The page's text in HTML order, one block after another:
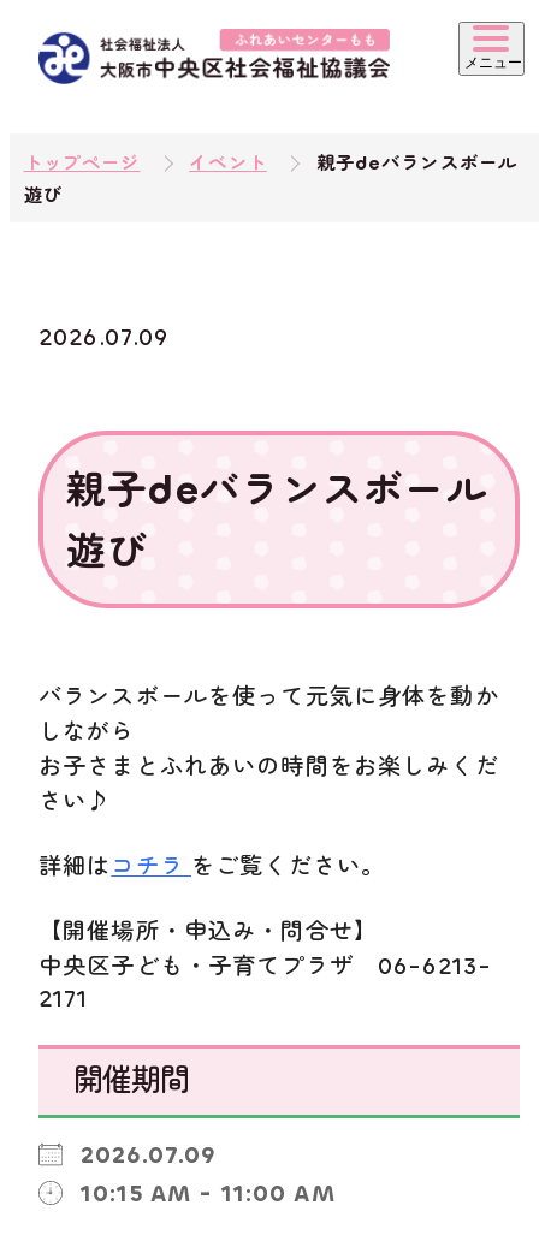
トップページ イベント
親子deバランスボール
遊び
2026.07.09
親子deバランスボール
遊び
バランスボールを使って元気に身体を動か
しながら
お子さまとふれあいの時間をお楽しみくだ
さい♪
詳細は コチラ をご覧ください。
【開催場所・申込み・問合せ】
中央区子ども・子育てプラザ 06-6213-
2171
開催期間
2026.07.09
10:15 AM - 11:00 AM